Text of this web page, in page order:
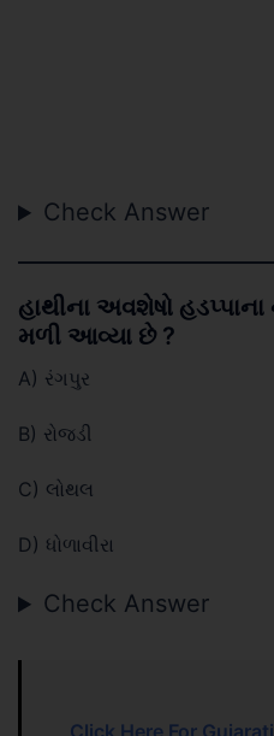
Check Answer
હાથીના અવશેષો
મળી આવ્યા છે ?
A) રંગપુર
B) રોજડી
C) લોથલ
D) ધોળાવીરા
Check Answer
Click Here For